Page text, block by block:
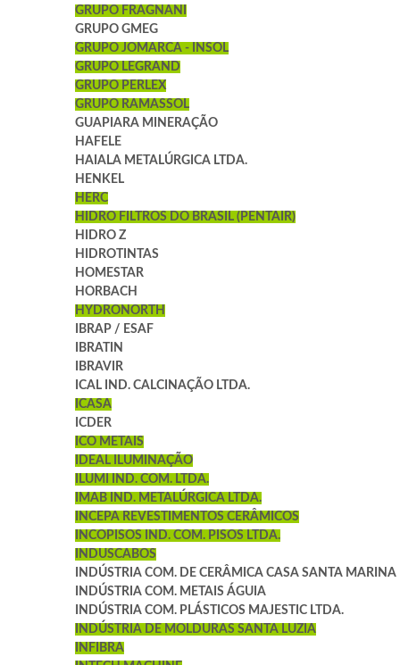
GRUPO FRAGNANI
GRUPO GMEG
GRUPO JOMARCA - INSOL
GRUPO LEGRAND
GRUPO PERLEX
GRUPO RAMASSOL
GUAPIARA MINERAÇÃO
HAFELE
HAIALA METALÚRGICA LTDA.
HENKEL
HERC
HIDRO FILTROS DO BRASIL (PENTAIR)
HIDRO Z
HIDROTINTAS
HOMESTAR
HORBACH
HYDRONORTH
IBRAP / ESAF
IBRATIN
IBRAVIR
ICAL IND. CALCINAÇÃO LTDA.
ICASA
ICDER
ICO METAIS
IDEAL ILUMINAÇÃO
ILUMI IND. COM. LTDA.
IMAB IND. METALÚRGICA LTDA.
INCEPA REVESTIMENTOS CERÂMICOS
INCOPISOS IND. COM. PISOS LTDA.
INDUSCABOS
INDÚSTRIA COM. DE CERÂMICA CASA SANTA MARINA
INDÚSTRIA COM. METAIS ÁGUIA
INDÚSTRIA COM. PLÁSTICOS MAJESTIC LTDA.
INDÚSTRIA DE MOLDURAS SANTA LUZIA
INFIBRA